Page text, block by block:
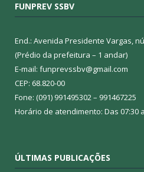
FUNPREV SSBV
End.: Avenida Presidente Vargas,
(Prédio da prefeitura – 1 andar)
E-mail: funprevssbv@gmail.com
CEP: 68.820-00
Fone: (091) 991495302 – 991467225
Horário de atendimento: Das 07:30
ÚLTIMAS PUBLICAÇÕES